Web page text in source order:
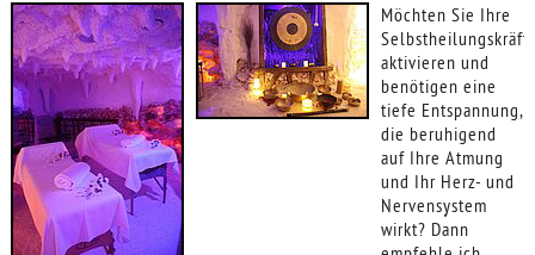
Möchten Sie Ihre
aktivieren und
benötigen eine
tiefe Entspannung,
die beruhigend
auf Ihre Atmung
und Ihr Herz- und
Nervensystem
wirkt? Dann